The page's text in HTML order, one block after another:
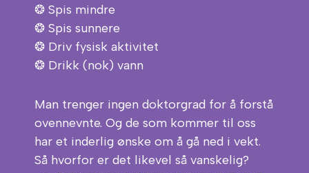
❂ Spis mindre
❂ Spis sunnere
❂ Driv fysisk aktivitet
❂ Drikk (nok) vann
Man trenger ingen doktorgrad for å forstå
ovennevnte. Og de som kommer til oss
har et inderlig ønske om å gå ned i vekt.
Så hvorfor er det likevel så vanskelig?